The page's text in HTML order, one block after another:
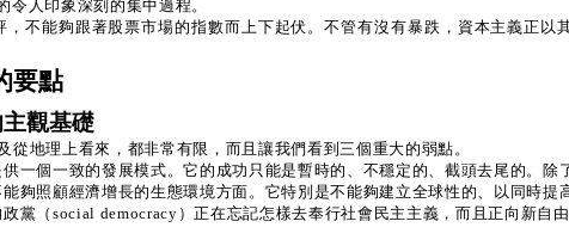
人印象深刻的集中過程。
能夠跟著股票市場的指數而上下起伏。不管有沒有暴跌，資本主義正以
要點
觀基礎
從地理上看來，都非常有限，而且讓我們看到三個重大的弱點。
個一致的發展模式。它的成功只能是暫時的、不穩定的、截頭去尾的。除
照顧經濟增長的生態環境方面。它特別是不能夠建立全球性的、以同時提
（social democracy）正在忘記怎樣去奉行社會民主主義，而且正向新自